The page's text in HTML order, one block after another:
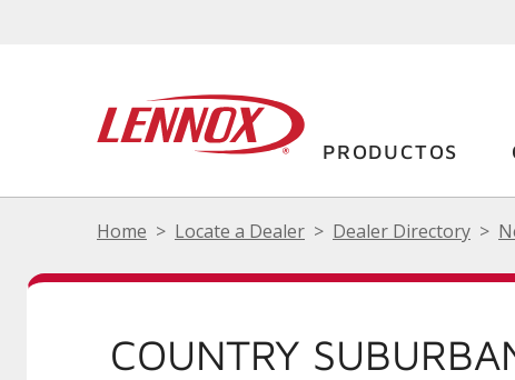
PRODUCTOS
Home Locate a Dealer Dealer Directory
COUNTRY